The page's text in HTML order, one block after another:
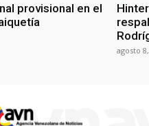
provisional en el
agosto